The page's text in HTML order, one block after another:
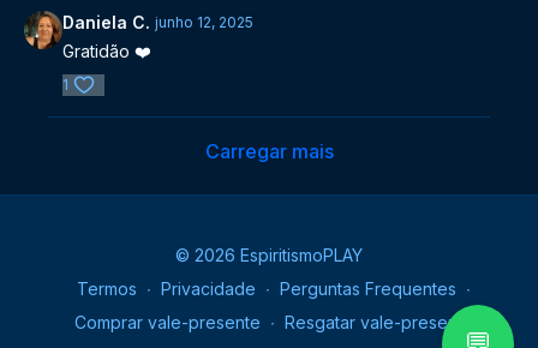
Daniela C. junho 12, 2025
Gratidão ❤️
1
Carregar mais
© 2026 EspiritismoPLAY
Termos ∙ Privacidade ∙ Perguntas Frequentes ∙
Comprar vale-presente ∙ Resgatar vale-presente